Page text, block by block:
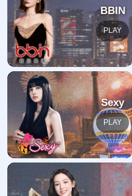
哎呀！
我们深感抱歉
返